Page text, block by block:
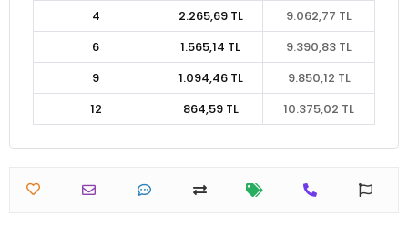
4
2.265,69 TL
9.062,77 TL
6
1.565,14 TL
9.390,83 TL
9
1.094,46 TL
9.850,12 TL
12
864,59 TL 10.375,02 TL